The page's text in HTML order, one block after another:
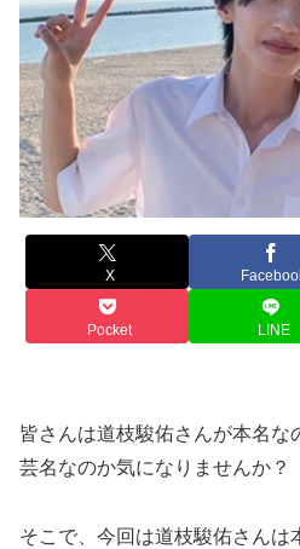
X
Pocket LINE
皆さんは道枝駿佑さんが本名な
芸名なのか気になりませんか？
そこで、今回は道枝駿佑さんは